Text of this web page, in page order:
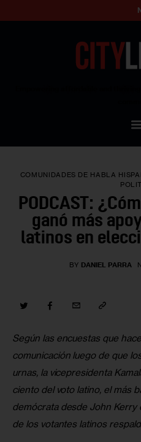
Our Standards
Reprint Policy
Contact Us
COMUNIDADES DE HABLA
PODCAST:
ganó más
latinos en
BY DANIEL PARRA
Según las encuestas que
comunicación luego de que
urnas, la vicepresidenta
ciento del voto latino, el más
demócrata desde John
de los votantes latinos